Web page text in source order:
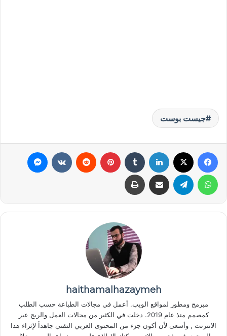
جيست بوست
فيسبوك لينكدإن بينتيريست
واتساب تيلقرام مشاركة عبر البريد طباعة
haithamalhazaymeh
مبرمج ومطور لمواقع الويب. أعمل في مجالات الطباعة حسب الطلب
كمصمم منذ عام 2019. دخلت في الكثير من مجالات العمل والربح عبر
الانترنت , وأسعى لأن أكون جزء من المحتوى العربي التقني جاهداً لإثراء هذا